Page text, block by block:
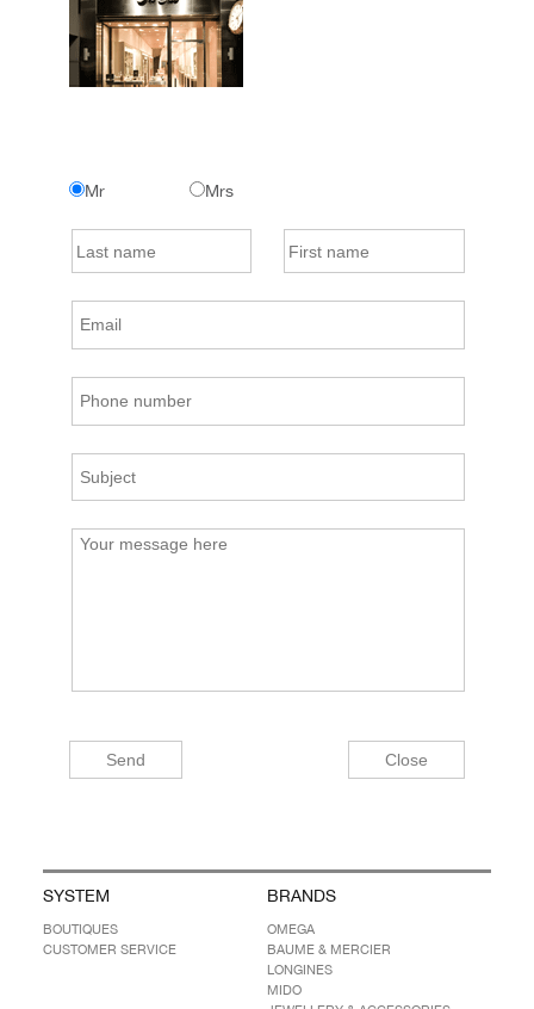
Mr Mrs
SYSTEM
BOUTIQUES
CUSTOMER SERVICE
BRANDS
OMEGA
BAUME & MERCIER
LONGINES
MIDO